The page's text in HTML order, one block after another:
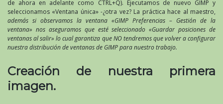
de ahora en adelante como CTRL+Q). Ejecutamos de nuevo GIMP y
seleccionamos «Ventana única» -¿otra vez? La práctica hace al maestro,
además si observamos la ventana «GIMP Preferencias – Gestión de la
ventana» nos aseguramos que esté seleccionado «Guardar posiciones de
ventanas al salir» lo cual garantiza que NO tendremos que volver a configurar
nuestra distribución de ventanas de GIMP para nuestro trabajo.
Creación de nuestra primera
imagen.